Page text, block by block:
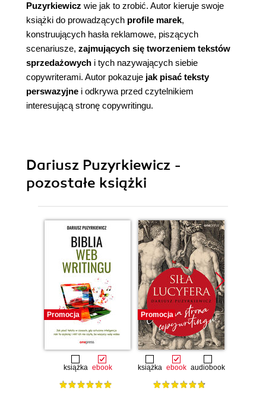
Puzyrkiewicz wie jak to zrobić. Autor kieruje swoje
książki do prowadzących profile marek,
konstruujących hasła reklamowe, piszących
scenariusze, zajmujących się tworzeniem tekstów
sprzedażowych i tych nazywających siebie
copywriterami. Autor pokazuje jak pisać teksty
perswazyjne i odkrywa przed czytelnikiem
interesującą stronę copywritingu.
Dariusz Puzyrkiewicz -
pozostałe książki
Promocja
książka ebook
Promocja
książka ebook audiobook